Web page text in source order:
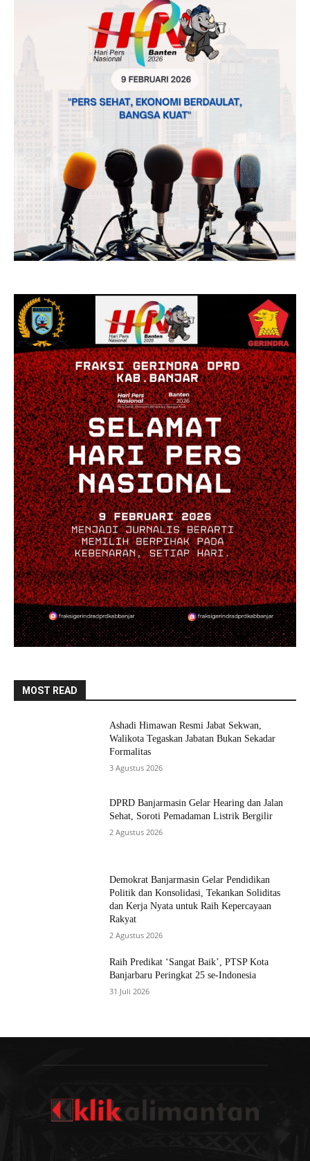
MOST READ
Ashadi Himawan Resmi Jabat Sekwan,
Walikota Tegaskan Jabatan Bukan Sekadar
Formalitas
3 Agustus 2026
DPRD Banjarmasin Gelar Hearing dan Jalan
Sehat, Soroti Pemadaman Listrik Bergilir
2 Agustus 2026
Demokrat Banjarmasin Gelar Pendidikan
Politik dan Konsolidasi, Tekankan Soliditas
dan Kerja Nyata untuk Raih Kepercayaan
Rakyat
2 Agustus 2026
Raih Predikat ‘Sangat Baik’, PTSP Kota
Banjarbaru Peringkat 25 se-Indonesia
31 Juli 2026